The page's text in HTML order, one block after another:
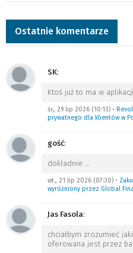
Ostatnie komentarze
SK:
Ktoś już to ma w
śr., 29 lip 2026 (10:13) •
prywatnego dla klientów w
gość:
dokładnie …
wt., 21 lip 2026 (07:30) •
wyróżniony przez Global
Jas Fasola:
chciałbym zrozumieć
oferowana jest przez